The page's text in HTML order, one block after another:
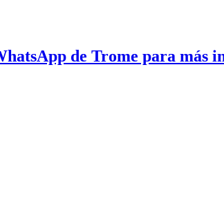
de Trome para más